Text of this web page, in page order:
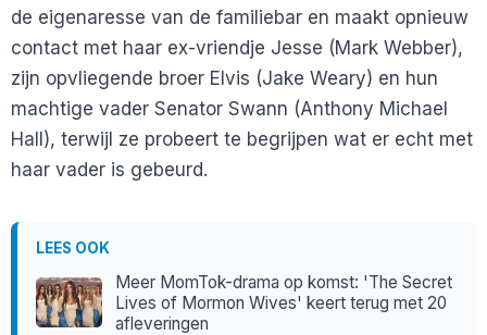
de eigenaresse van de familiebar en maakt opnieuw
contact met haar ex-vriendje Jesse (Mark Webber),
zijn opvliegende broer Elvis (Jake Weary) en hun
machtige vader Senator Swann (Anthony Michael
Hall), terwijl ze probeert te begrijpen wat er echt met
haar vader is gebeurd.
LEES OOK
Meer MomTok-drama op komst: 'The Secret
Lives of Mormon Wives' keert terug met 20
afleveringen